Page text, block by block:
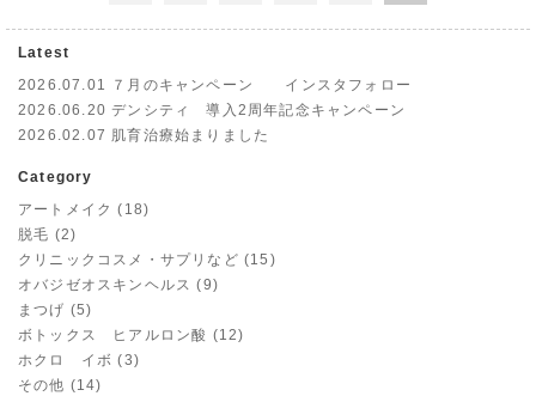
Latest
2026.07.01
７月のキャンペーン インスタフォロー
2026.06.20 デンシティ 導入2周年記念キャンペーン
2026.02.07 肌育治療始まりました
Category
アートメイク (18)
脱毛 (2)
クリニックコスメ・サプリなど (15)
オバジゼオスキンヘルス (9)
まつげ (5)
ボトックス ヒアルロン酸 (12)
ホクロ イボ (3)
その他 (14)